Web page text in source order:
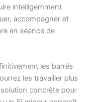
intelligemment
accompagner et
en séance de
les barrés
les travailler plus
concrète pour